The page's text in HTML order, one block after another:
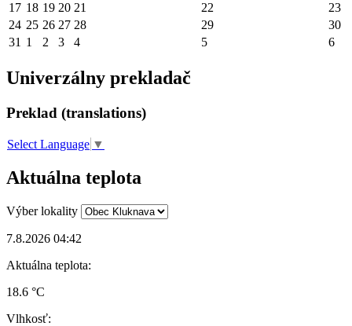
17 18 19 20 21 22
23
24 25 26 27 28 29
30
31 1 2 3 4 5 6
Univerzálny prekladač
Preklad (translations)
Select Language ▼
Aktuálna teplota
Výber lokality
7.8.2026 04:42
Aktuálna teplota:
18.6 °C
Vlhkosť: